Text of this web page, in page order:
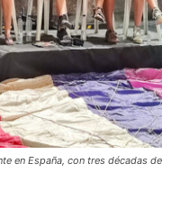
en España, con tres décadas de